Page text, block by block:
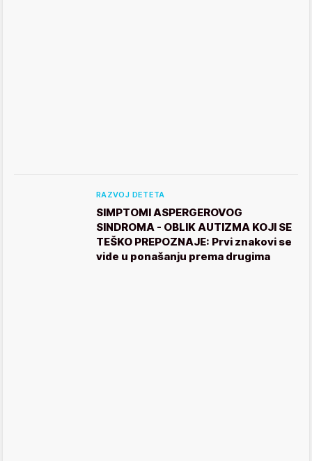
RAZVOJ DETETA
SIMPTOMI ASPERGEROVOG
SINDROMA - OBLIK AUTIZMA KOJI SE
TEŠKO PREPOZNAJE: Prvi znakovi se
vide u ponašanju prema drugima